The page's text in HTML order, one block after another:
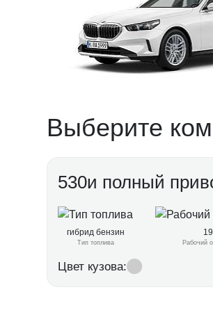
Выберите
530и полный
гибрид бензин
Тип топлива Рабочий
Цвет кузова: